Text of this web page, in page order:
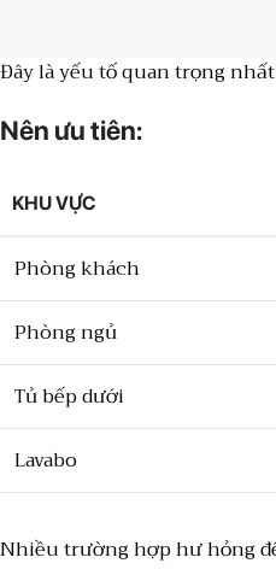
Đây là yếu tố quan trọng
Nên ưu tiên:
KHU VỰC
Phòng khách
Phòng ngủ
Tủ bếp dưới
Lavabo
Nhiều trường hợp hư hỏng